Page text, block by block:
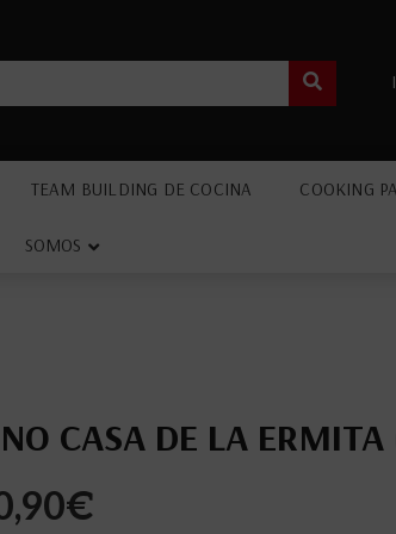
TEAM BUILDING DE COCINA COOKING
SOMOS
CASA DE LA
€